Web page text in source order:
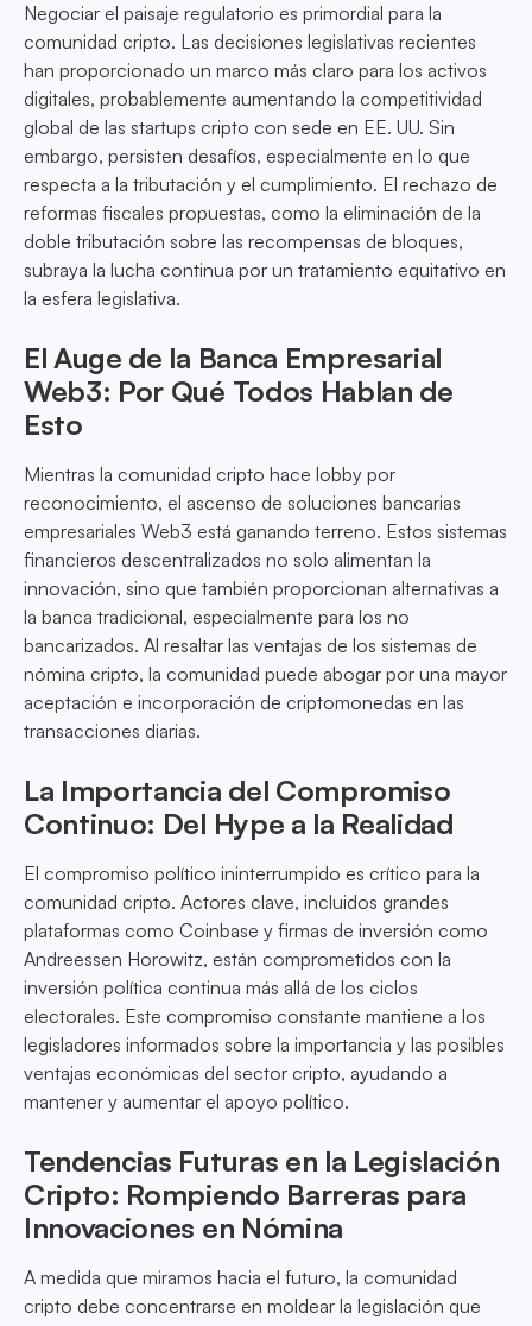
Negociar el paisaje regulatorio es primordial para la
comunidad cripto. Las decisiones legislativas recientes
han proporcionado un marco más claro para los activos
digitales, probablemente aumentando la competitividad
global de las startups cripto con sede en EE. UU. Sin
embargo, persisten desafíos, especialmente en lo que
respecta a la tributación y el cumplimiento. El rechazo de
reformas fiscales propuestas, como la eliminación de la
doble tributación sobre las recompensas de bloques,
subraya la lucha continua por un tratamiento equitativo en
la esfera legislativa.
El Auge de la Banca Empresarial
Web3: Por Qué Todos Hablan de
Esto
Mientras la comunidad cripto hace lobby por
reconocimiento, el ascenso de soluciones bancarias
empresariales Web3 está ganando terreno. Estos sistemas
financieros descentralizados no solo alimentan la
innovación, sino que también proporcionan alternativas a
la banca tradicional, especialmente para los no
bancarizados. Al resaltar las ventajas de los sistemas de
nómina cripto, la comunidad puede abogar por una mayor
aceptación e incorporación de criptomonedas en las
transacciones diarias.
La Importancia del Compromiso
Continuo: Del Hype a la Realidad
El compromiso político ininterrumpido es crítico para la
comunidad cripto. Actores clave, incluidos grandes
plataformas como Coinbase y firmas de inversión como
Andreessen Horowitz, están comprometidos con la
inversión política continua más allá de los ciclos
electorales. Este compromiso constante mantiene a los
legisladores informados sobre la importancia y las posibles
ventajas económicas del sector cripto, ayudando a
mantener y aumentar el apoyo político.
Tendencias Futuras en la Legislación
Cripto: Rompiendo Barreras para
Innovaciones en Nómina
A medida que miramos hacia el futuro, la comunidad
cripto debe concentrarse en moldear la legislación que